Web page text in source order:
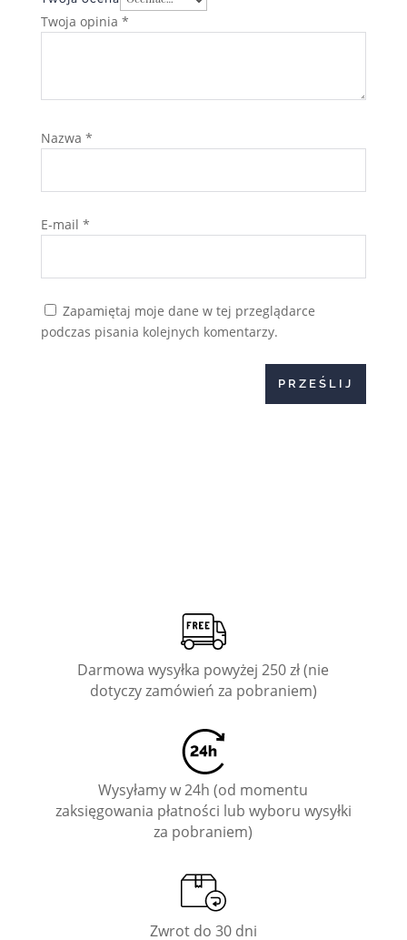
Twoja opinia *
Nazwa *
E-mail *
Zapamiętaj moje dane w tej przeglądarce
podczas pisania kolejnych komentarzy.
PRZEŚLIJ
Darmowa wysyłka powyżej 250 zł (nie
dotyczy zamówień za pobraniem)
Wysyłamy w 24h (od momentu
zaksięgowania płatności lub wyboru wysyłki
za pobraniem)
Zwrot do 30 dni